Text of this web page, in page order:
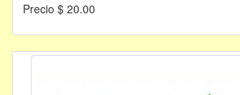
Precio $ 20.00